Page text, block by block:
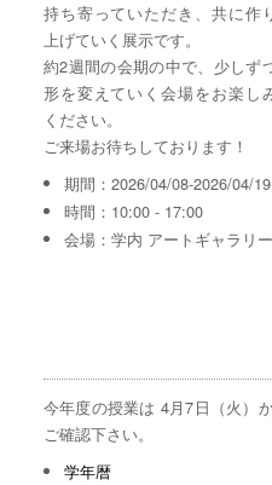
持ち寄っていただき、共に作
上げていく展示です。
約2週間の会期の中で、少しず
形を変えていく会場をお楽し
ください。
ご来場お待ちしております！
期間：2026/04/08-2026/04/19
時間：10:00 - 17:00
会場：学内 アートギャラリー
今年度の授業は 4月7日（火）
ご確認下さい。
学年暦